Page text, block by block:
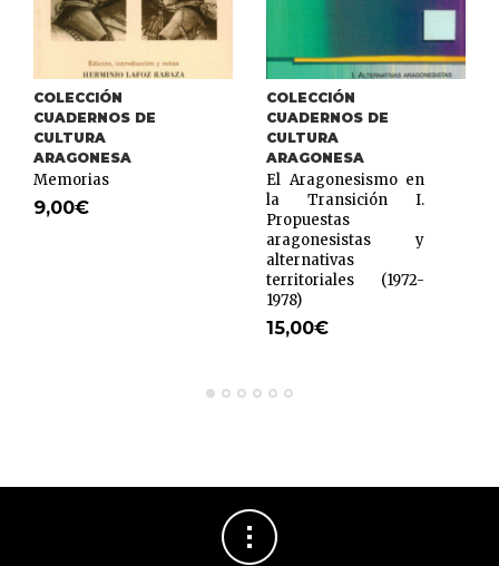
COLECCIÓN
CUADERNOS DE
CULTURA
ARAGONESA
Memorias
9,00€
COLECCIÓN
CUADERNOS DE
CULTURA
ARAGONESA
El Aragonesismo en
la Transición I.
Propuestas
aragonesistas y
alternativas
territoriales (1972-
1978)
15,00€